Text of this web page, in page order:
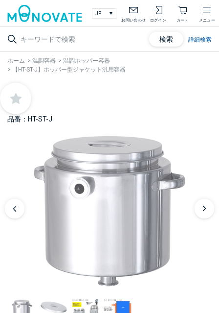
お問い合わせ ログイン カート メニュー
検索 詳細検索
ホーム > 温調容器 > 温調ホッパー容器
>
【HT-ST-J】ホッパー型ジャケット汎用容器
品番：HT-ST-J